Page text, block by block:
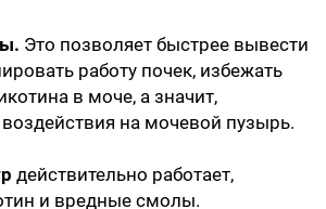
Это позволяет быстрее вывести
работу почек, избежать
в моче, а значит,
воздействия на мочевой пузырь.
действительно работает,
и вредные смолы.